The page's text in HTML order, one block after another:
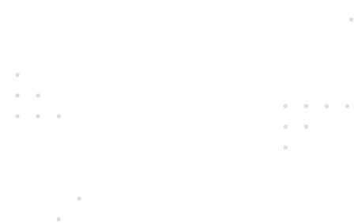
Konáme na rovinu a na nič sa nehráme.
Správame sa tak k zákazníkom i sebe